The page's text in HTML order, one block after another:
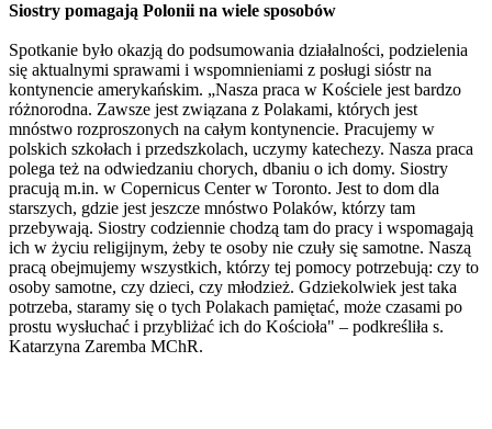
Siostry pomagają Polonii na wiele sposobów
Spotkanie było okazją do podsumowania działalności, podzielenia
się aktualnymi sprawami i wspomnieniami z posługi sióstr na
kontynencie amerykańskim. „Nasza praca w Kościele jest bardzo
różnorodna. Zawsze jest związana z Polakami, których jest
mnóstwo rozproszonych na całym kontynencie. Pracujemy w
polskich szkołach i przedszkolach, uczymy katechezy. Nasza praca
polega też na odwiedzaniu chorych, dbaniu o ich domy. Siostry
pracują m.in. w Copernicus Center w Toronto. Jest to dom dla
starszych, gdzie jest jeszcze mnóstwo Polaków, którzy tam
przebywają. Siostry codziennie chodzą tam do pracy i wspomagają
ich w życiu religijnym, żeby te osoby nie czuły się samotne. Naszą
pracą obejmujemy wszystkich, którzy tej pomocy potrzebują: czy to
osoby samotne, czy dzieci, czy młodzież. Gdziekolwiek jest taka
potrzeba, staramy się o tych Polakach pamiętać, może czasami po
prostu wysłuchać i przybliżać ich do Kościoła" – podkreśliła s.
Katarzyna Zaremba MChR.